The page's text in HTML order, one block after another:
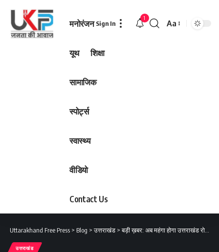
मनोरंजन
यूथ शिक्षा
सामाजिक
स्पोर्ट्स
स्वास्थ्य
वीडियो
Contact Us
Sign In
1
Font
Aa
Uttarakhand Free Press > Blog >उत्तराखंड >बड़ी ख़बर: अब महंगा होगा उत्तराखंड रोडवेज़ का सफर..
उत्तराखंड